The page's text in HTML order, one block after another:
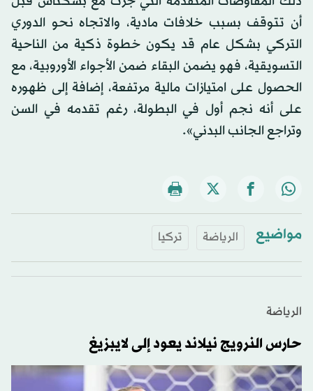
أن تتوقف بسبب خلافات مادية، والاتجاه نحو الدوري
التركي بشكل عام قد يكون خطوة ذكية من الناحية
التسويقية، فهو يضمن البقاء ضمن الأجواء الأوروبية، مع
الحصول على امتيازات مالية مرتفعة، إضافة إلى ظهوره
على أنه نجم أول في البطولة، رغم تقدمه في السن
وتراجع الجانب البدني».
مواضيع الرياضة تركيا
الرياضة
حارس النرويج نيلاند يعود إلى لايبزيغ